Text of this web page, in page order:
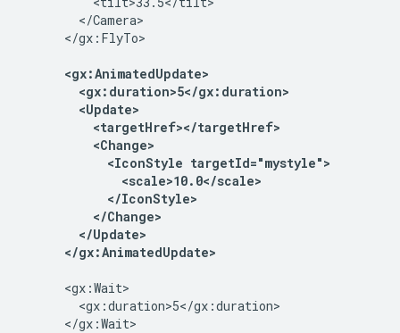
        </Camera>
      </gx:FlyTo>
<gx:AnimatedUpdate>
        <gx:duration>5</gx:duration>
        <Update>
          <targetHref></targetHref>
          <Change>
            <IconStyle targetId="mystyle">
              <scale>10.0</scale>
            </IconStyle>
          </Change>
        </Update>
      </gx:AnimatedUpdate>
      <gx:Wait>
        <gx:duration>5</gx:duration>
      </gx:Wait>